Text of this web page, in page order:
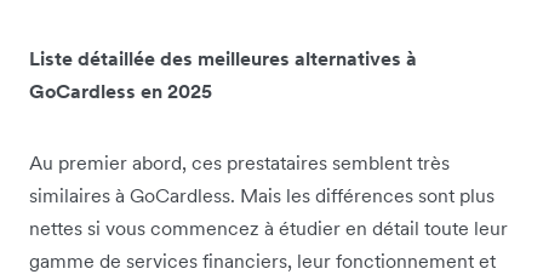
Liste détaillée des meilleures alternatives à
GoCardless en 2025
Au premier abord, ces prestataires semblent très
similaires à GoCardless. Mais les différences sont plus
nettes si vous commencez à étudier en détail toute leur
gamme de services financiers, leur fonctionnement et